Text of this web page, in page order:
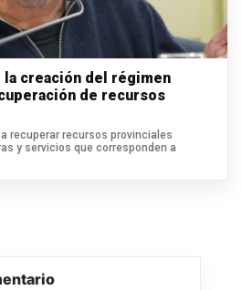
la creación del régimen
de recursos
recuperar recursos provinciales
y servicios que corresponden a